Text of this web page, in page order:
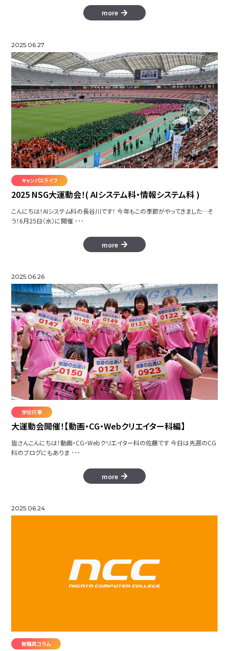
more
2025.06.27
キャンパスライフ
2025 NSG大運動会！( AIシステム科・情報システム科 )
こんにちは！AIシステム科の長谷川です！ 今年もこの季節がやってきました…そ
う！6月25日（水）に開催 ･･･
more
2025.06.26
学校行事
大運動会開催！【動画・CG・Webクリエイター科編】
皆さんこんにちは！動画・CG・Webクリエイター科の佐藤です 今日は先週のCG
科のブログにもありま ･･･
more
2025.06.24
教職員コラム